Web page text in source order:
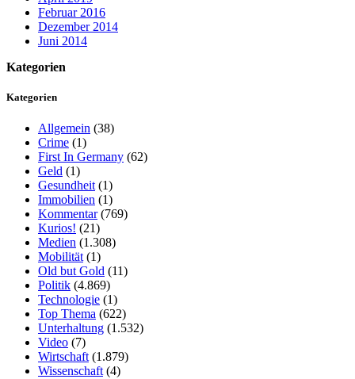
Februar 2016
Dezember 2014
Juni 2014
Kategorien
Kategorien
Allgemein (38)
Crime (1)
First In Germany (62)
Geld (1)
Gesundheit (1)
Immobilien (1)
Kommentar(769)
Kurios! (21)
Medien (1.308)
Mobilität (1)
Old but Gold (11)
Politik (4.869)
Technologie (1)
Top Thema (622)
Unterhaltung (1.532)
Video (7)
Wirtschaft (1.879)
Wissenschaft (4)